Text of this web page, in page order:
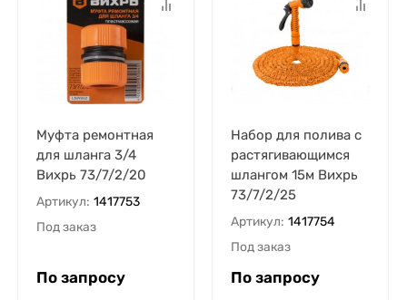
Муфта ремонтная
для шланга 3/4
Вихрь 73/7/2/20
Артикул: 1417753
Под заказ
По запросу
Набор для полива с
растягивающимся
шлангом 15м Вихрь
73/7/2/25
Артикул: 1417754
Под заказ
По запросу